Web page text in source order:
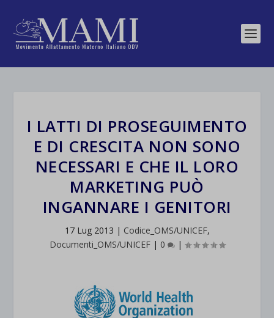
I LATTI DI PROSEGUIMENTO
E DI CRESCITA NON SONO
NECESSARI E CHE IL LORO
MARKETING PUÒ
INGANNARE I GENITORI
17 Lug 2013 | Codice_OMS/UNICEF,
Documenti_OMS/UNICEF| 0 |